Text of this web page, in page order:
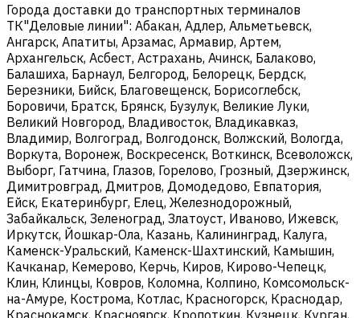
Города доставки до транспортных терминалов
ТК"Деловые линии": Абакан, Адлер, Альметьевск,
Ангарск, Апатиты, Арзамас, Армавир, Артем,
Архангельск, Асбест, Астрахань, Ачинск, Балаково,
Балашиха, Барнаул, Белгород, Белорецк, Бердск,
Березники, Бийск, Благовещенск, Борисоглебск,
Боровичи, Братск, Брянск, Бузулук, Великие Луки,
Великий Новгород, Владивосток, Владикавказ,
Владимир, Волгоград, Волгодонск, Волжский, Вологда,
Воркута, Воронеж, Воскресенск, Воткинск, Всеволожск,
Выборг, Гатчина, Глазов, Горелово, Грозный, Дзержинск,
Димитровград, Дмитров, Домодедово, Евпатория,
Ейск, Екатеринбург, Елец, Железнодорожный,
Забайкальск, Зеленоград, Златоуст, Иваново, Ижевск,
Иркутск, Йошкар-Ола, Казань, Калининград, Калуга,
Каменск-Уральский, Каменск-Шахтинский, Камышин,
Качканар, Кемерово, Керчь, Киров, Кирово-Чепецк,
Клин, Клинцы, Ковров, Коломна, Колпино, Комсомольск-
на-Амуре, Кострома, Котлас, Красногорск, Краснодар,
Краснокамск, Красноярск, Кропоткин, Кузнецк, Курган,